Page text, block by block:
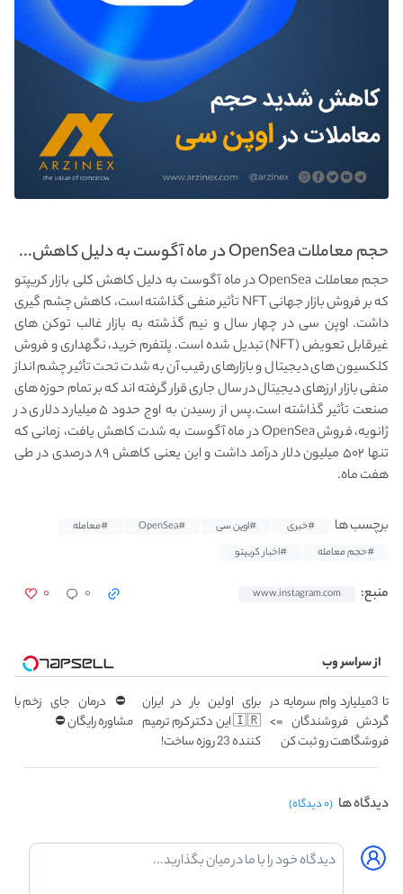
حجم معاملات OpenSea در ماه آگوست به دلیل کاهش...
حجم معاملات OpenSea در ماه آگوست به دلیل کاهش کلی بازار کریپتو
که بر فروش بازار جهانی NFT تأثیر منفی گذاشته است، کاهش چشم گیری
داشت. اوپن سی در چهار سال و نیم گذشته به بازار غالب توکن های
غیرقابل تعویض (NFT) تبدیل شده است. پلتفرم خرید، نگهداری و فروش
کلکسیون های دیجیتال و بازارهای رقیب آن به شدت تحت تأثیر چشم انداز
منفی بازار ارزهای دیجیتال در سال جاری قرار گرفته اند که بر تمام حوزه های
صنعت تأثیر گذاشته است.پس از رسیدن به اوج حدود ۵ میلیارد دلاری در
ژانویه، فروش OpenSea در ماه آگوست به شدت کاهش یافت، زمانی که
تنها ۵۰۲ میلیون دلار درآمد داشت و این یعنی کاهش ۸۹ درصدی در طی
هفت ماه.
برچسب ها #خبری #اوپن سی #OpenSea
#معامله
#حجم معامله
#اخبار کریپتو
منبع: www.instagram.com ۰ ۰
از سراسر وب
تا 3میلیارد وام سرمایه در
گردش فروشندگان =>
فروشگاهت رو ثبت کن
برای اولین بار در ایران
🇮🇷 این دکتر کرم ترمیم
کننده 23 روزه ساخت!
⛔ درمان جای زخم با
مشاوره رایگان ⛔
دیدگاه ها (۰ دیدگاه)